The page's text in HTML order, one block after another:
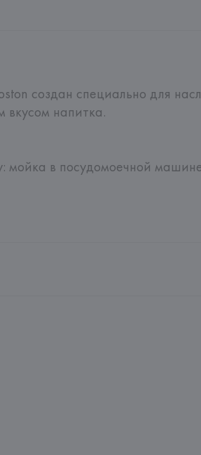
создан специально для
вкусом напитка.
мойка в посудомоечной